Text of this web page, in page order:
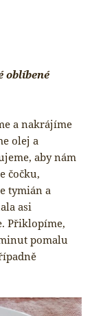
oblíbené
a nakrájíme
olej a
aby nám
čočku,
tymián a
asi
Přiklopíme,
pomalu